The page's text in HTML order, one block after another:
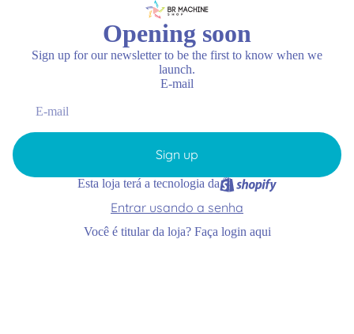
Opening soon
Sign up for our newsletter to be the first to know when we
launch.
E-mail
Sign up
Esta loja terá a tecnologia da
Entrar usando a senha
Você é titular da loja? Faça login aqui